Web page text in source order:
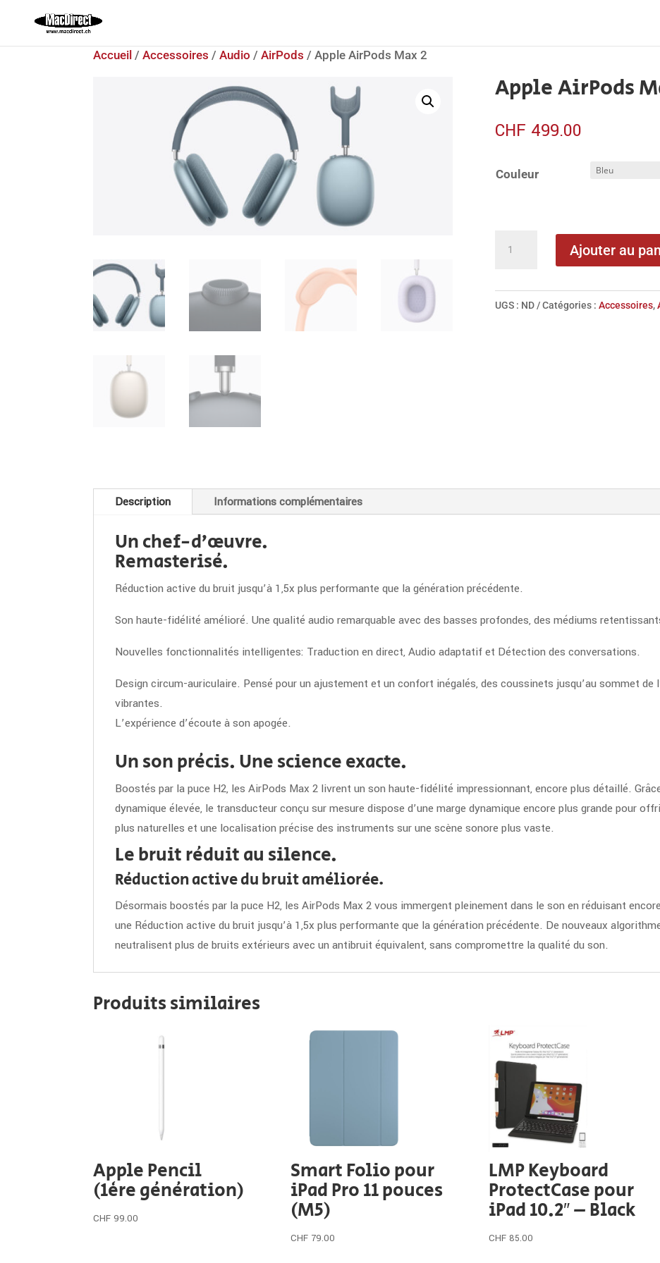
Accueil / Accessoires / Audio / AirPods / Apple AirPods Max 2
Apple AirPods
CHF 499.00
Couleur
AirPods Max
Ajouter au
UGS : ND Catégories : Accessoires,
Description Informations complémentaires
Un chef-d’œuvre.
Remasterisé.
Réduction active du bruit jusqu’à 1,5x plus performante que la géné­ration précédente.
Son haute-fidélité amélioré. Une qualité audio remar­quable avec des basses profondes, des médiums
Nouvelles fonction­nalités intelligentes: Traduction en direct, Audio adaptatif et Détection des conversations.
Design circum-auriculaire. Pensé pour un ajustement et un confort inégalés, des coussinets jusqu’au sommet de
vibrantes.
L’expé­rience d’écoute à son apogée.
Un son précis. Une science exacte.
Boostés par la puce H2, les AirPods Max 2 livrent un son haute-fidélité impressionnant, encore plus détaillé.
dyna­mique élevée, le trans­ducteur conçu sur mesure dispose d’une marge dyna­mique encore plus grande pour
plus naturelles et une locali­sation précise des instru­ments sur une scène sonore plus vaste.
Le bruit réduit au silence.
Réduction active du bruit améliorée.
Désormais boostés par la puce H2, les AirPods Max 2 vous immergent pleinement dans le son en réduisant
une Réduction active du bruit jusqu’à 1,5x plus performante que la géné­ration précédente. De nouveaux
neutralisent plus de bruits extérieurs avec un antibruit équivalent, sans com­promettre la qualité du son.
Produits similaires
Apple Pencil
(1ère génération)
CHF 99.00
Smart Folio pour
iPad Pro 11 pouces
(M5)
CHF 79.00
LMP Keyboard
ProtectCase pour
iPad 10.2″ – Black
CHF 85.00